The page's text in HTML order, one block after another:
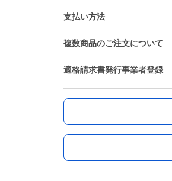
支払い方法
複数商品のご注文について
適格請求書発行事業者登録